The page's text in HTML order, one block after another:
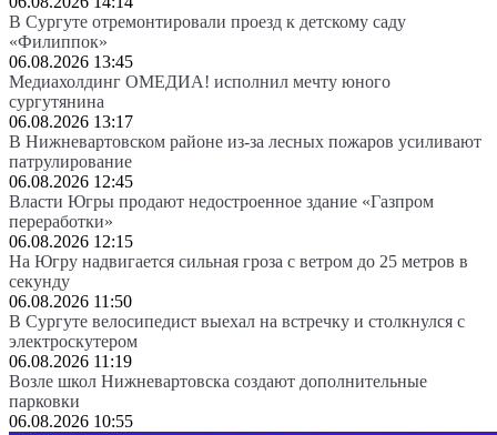
В Сургуте отремонтировали проезд к детскому саду
«Филиппок»
06.08.2026 13:45
Медиахолдинг ОМЕДИА! исполнил мечту юного
сургутянина
06.08.2026 13:17
В Нижневартовском районе из-за лесных пожаров усиливают
патрулирование
06.08.2026 12:45
Власти Югры продают недостроенное здание «Газпром
переработки»
06.08.2026 12:15
На Югру надвигается сильная гроза с ветром до 25 метров в
секунду
06.08.2026 11:50
В Сургуте велосипедист выехал на встречку и столкнулся с
электроскутером
06.08.2026 11:19
Возле школ Нижневартовска создают дополнительные
парковки
06.08.2026 10:55